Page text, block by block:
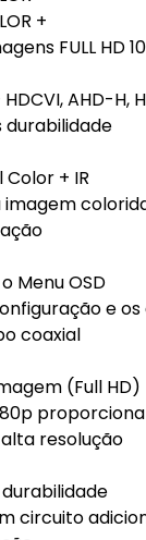
+
FULL HD
AHD-H,
durabilidade
+ IR
imagem
Menu OSD
e
coaxial
(Full HD)
resolução
circuito